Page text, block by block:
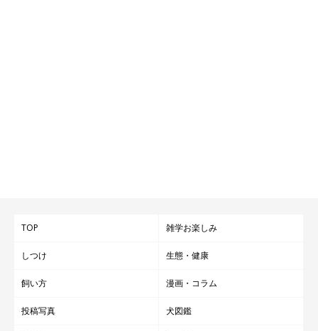
TOP 雑学お楽しみ
しつけ 生態・健康
飼い方 漫画・コラム
投稿写真 犬図鑑